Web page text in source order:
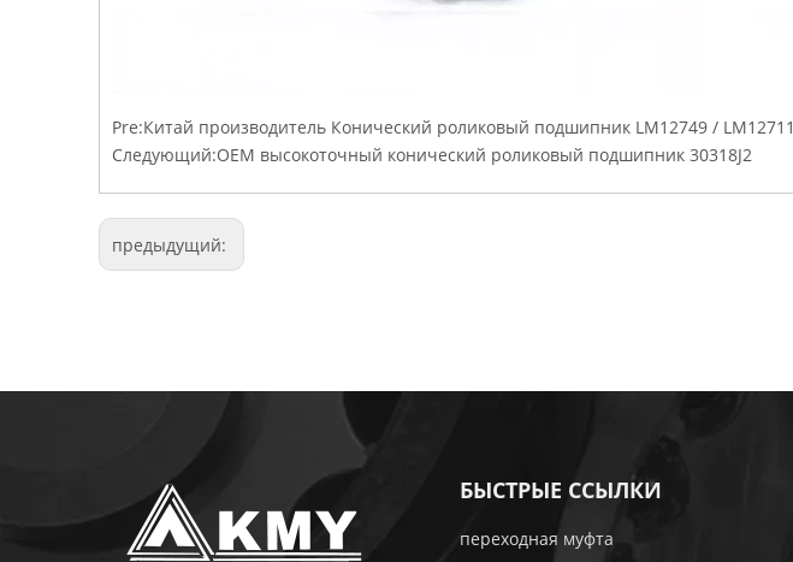
Pre:Китай производитель Конический роликовый подшипник LM12749 / LM12711
Следующий:OEM высокоточный конический роликовый подшипник 30318J2
предыдущий:
БЫСТРЫЕ ССЫЛКИ
переходная муфта